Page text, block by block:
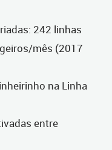
242 linhas
mês (2017
na Linha
entre